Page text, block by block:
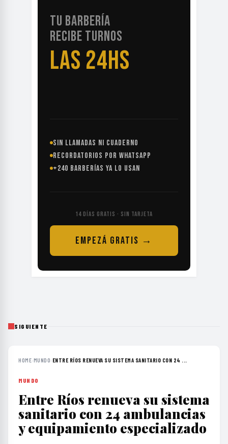
TU BARBERÍA
RECIBE TURNOS
LAS 24HS
SIN LLAMADAS NI CUADERNO
RECORDATORIOS POR WHATSAPP
+240 BARBERÍAS YA LO USAN
14 DÍAS GRATIS · SIN TARJETA
EMPEZÁ GRATIS →
SIGUIENTE
HOME›MUNDO› ENTRE RÍOS RENUEVA SU SISTEMA SANITARIO CON 24 ...
MUNDO
Entre Ríos renueva su sistema
sanitario con 24 ambulancias
y equipamiento especializado